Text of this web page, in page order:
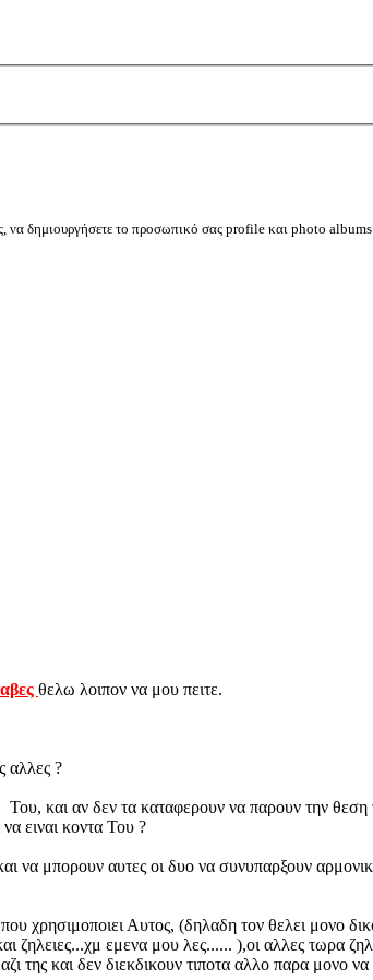
να δημιουργήσετε το προσωπικό σας profile και photo
θελω λοιπον να μου πειτε.
αλλες ?
Του, και αν δεν τα καταφερουν να παρουν την θεση
ειναι κοντα Του ?
να μπορουν αυτες οι δυο να συνυπαρξουν
χρησιμοποιει Αυτος, (δηλαδη τον θελει μονο
ζηλειες...χμ εμενα μου λες...... ),οι αλλες τωρα
της και δεν διεκδικουν τιποτα αλλο παρα μονο να